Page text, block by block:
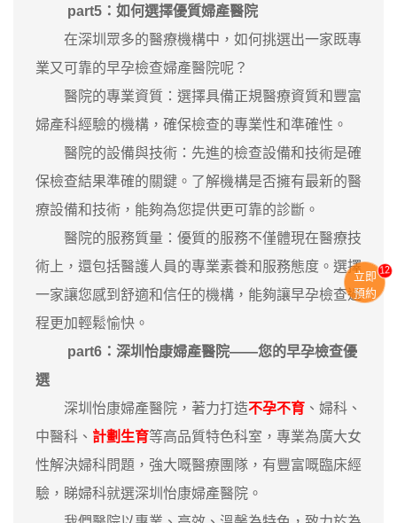
part5：如何選擇優質婦產醫院
在深圳眾多的醫療機構中，如何挑選出一家既專
業又可靠的早孕檢查婦產醫院呢？
醫院的專業資質：選擇具備正規醫療資質和豐富
婦產科經驗的機構，確保檢查的專業性和準確性。
醫院的設備與技術：先進的檢查設備和技術是確
保檢查結果準確的關鍵。了解機構是否擁有最新的醫
療設備和技術，能夠為您提供更可靠的診斷。
醫院的服務質量：優質的服務不僅體現在醫療技
術上，還包括醫護人員的專業素養和服務態度。選擇
一家讓您感到舒適和信任的機構，能夠讓早孕檢查過
程更加輕鬆愉快。
part6：深圳怡康婦產醫院——您的早孕檢查優
選
深圳怡康婦產醫院，著力打造不孕不育 、婦科、
中醫科、 計劃生育等高品質特色科室，專業為廣大女
性解決婦科問題，強大嘅醫療團隊，有豐富嘅臨床經
驗，睇婦科就選深圳怡康婦產醫院。
立即
預約
13